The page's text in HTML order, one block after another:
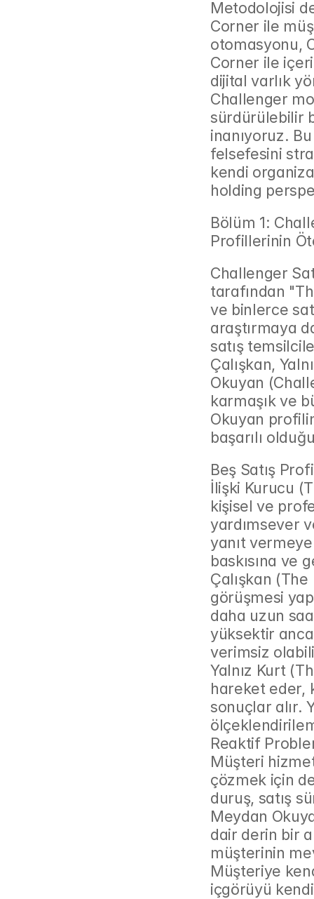
Metodolojisi
Corner ile
otomasyonu,
Corner ile
dijital varlık
Challenger
sürdürülebilir
inanıyoruz.
felsefesini
kendi
holding
Bölüm 1:
Profillerinin
Challenger
tarafından
ve binlerce
araştırmaya
satış
Çalışkan,
Okuyan
karmaşık ve
Okuyan
başarılı
Beş Satış
İlişki Kurucu
kişisel ve
yardımsever
yanıt
baskısına ve
Çalışkan
görüşmesi
daha uzun
yüksektir
verimsiz
Yalnız Kurt
hareket eder,
sonuçlar alır.
Reaktif
Müşteri
çözmek için
duruş, satış
Meydan
dair derin bir
müşterinin
Müşteriye
içgörüyü